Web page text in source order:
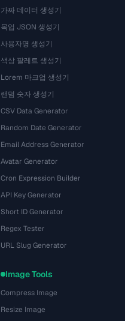
가짜 데이터 생성기
목업 JSON 생성기
사용자명 생성기
색상 팔레트 생성기
Lorem 마크업 생성기
랜덤 숫자 생성기
CSV Data Generator
Random Date Generator
Email Address Generator
Avatar Generator
Cron Expression Builder
API Key Generator
Short ID Generator
Regex Tester
URL Slug Generator
Image Tools
Compress Image
Resize Image